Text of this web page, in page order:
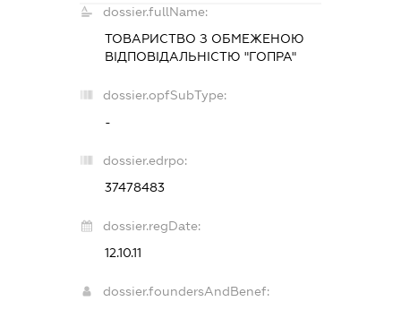
dossier.fullName:
ТОВАРИСТВО З ОБМЕЖЕНОЮ
ВІДПОВІДАЛЬНІСТЮ "ГОПРА"
dossier.opfSubType:
-
dossier.edrpo:
37478483
dossier.regDate:
12.10.11
dossier.foundersAndBenef: